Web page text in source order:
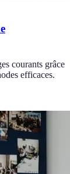
courants grâce
efficaces.